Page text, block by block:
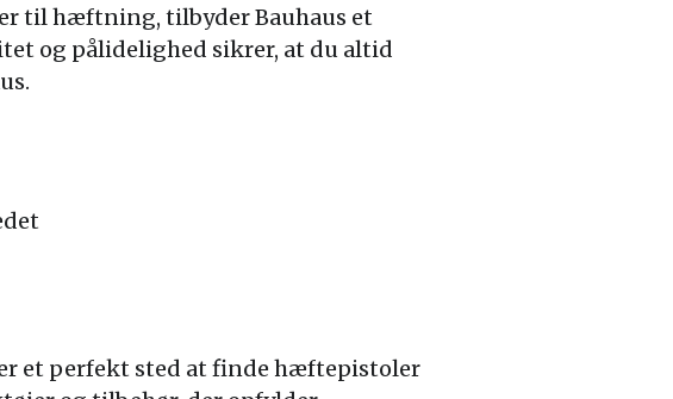
til hæftning, tilbyder Bauhaus et
og pålidelighed sikrer, at du altid
et perfekt sted at finde hæftepistoler